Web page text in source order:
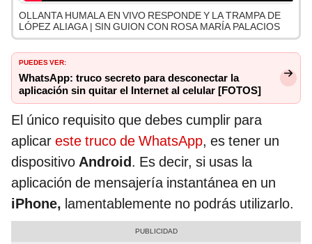
OLLANTA HUMALA EN VIVO RESPONDE Y LA TRAMPA DE
LÓPEZ ALIAGA | SIN GUION CON ROSA MARÍA PALACIOS
PUEDES VER:
WhatsApp: truco secreto para desconectar la
aplicación sin quitar el Internet al celular [FOTOS]
El único requisito que debes cumplir para
aplicar este truco de WhatsApp, es tener un
dispositivo Android. Es decir, si usas la
aplicación de mensajería instantánea en un
iPhone, lamentablemente no podrás utilizarlo.